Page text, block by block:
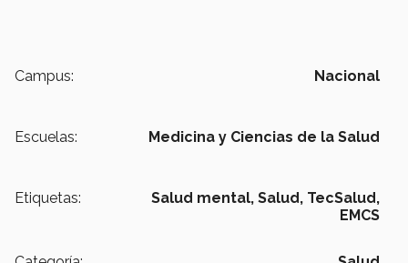
Campus: Nacional
Escuelas: Medicina y Ciencias de la Salud
Etiquetas: Salud mental, Salud, TecSalud,
EMCS